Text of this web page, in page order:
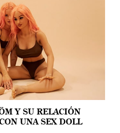
Y SU RELACIÓN
UNA SEX DOLL